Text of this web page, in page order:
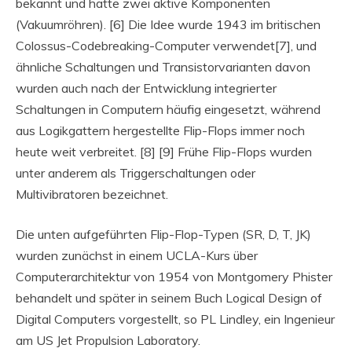
bekannt und hatte zwei aktive Komponenten
(Vakuumröhren). [6] Die Idee wurde 1943 im britischen
Colossus-Codebreaking-Computer verwendet[7], und
ähnliche Schaltungen und Transistorvarianten davon
wurden auch nach der Entwicklung integrierter
Schaltungen in Computern häufig eingesetzt, während
aus Logikgattern hergestellte Flip-Flops immer noch
heute weit verbreitet. [8] [9] Frühe Flip-Flops wurden
unter anderem als Triggerschaltungen oder
Multivibratoren bezeichnet.
Die unten aufgeführten Flip-Flop-Typen (SR, D, T, JK)
wurden zunächst in einem UCLA-Kurs über
Computerarchitektur von 1954 von Montgomery Phister
behandelt und später in seinem Buch Logical Design of
Digital Computers vorgestellt, so PL Lindley, ein Ingenieur
am US Jet Propulsion Laboratory.